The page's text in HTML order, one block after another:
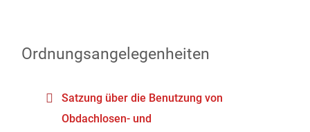
Ordnungsangelegenheiten
Satzung über die Benutzung von
Obdachlosen- und